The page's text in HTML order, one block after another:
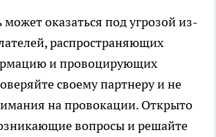
оказаться под угрозой из-
распространяющих
и провоцирующих
своему партнеру и не
на провокации. Открыто
вопросы и решайте